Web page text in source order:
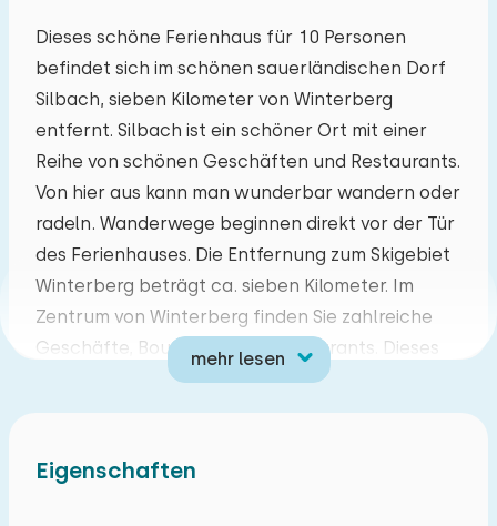
Dieses schöne Ferienhaus für 10 Personen
befindet sich im schönen sauerländischen Dorf
Silbach, sieben Kilometer von Winterberg
entfernt. Silbach ist ein schöner Ort mit einer
Reihe von schönen Geschäften und Restaurants.
Von hier aus kann man wunderbar wandern oder
radeln. Wanderwege beginnen direkt vor der Tür
des Ferienhauses. Die Entfernung zum Skigebiet
Winterberg beträgt ca. sieben Kilometer. Im
Zentrum von Winterberg finden Sie zahlreiche
Geschäfte, Boutiquen und Restaurants. Dieses
super schöne Ferienhaus ist ein idealer
Ausgangspunkt, um das Sauerland im Sommer
wunderschönes Wochenende oder eine Woche
mehr lesen
August 2026
Mo Di Mi Do Fr Sa So
27 28 29 30 31 01 02
03 04 05 06 07 08 09
10 11 12 13 14 15 16
17 18 19 20 21 22 23
Eigenschaften